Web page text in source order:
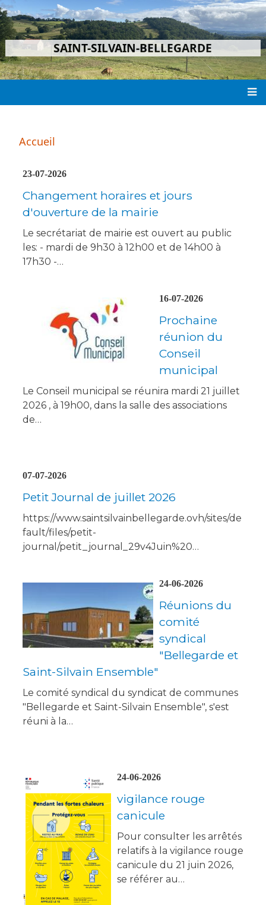
Aller
au
contenu
principal
SAINT-SILVAIN-BELLEGARDE
Accueil
23-07-2026
Changement horaires et jours
d'ouverture de la mairie
Le secrétariat de mairie est ouvert au public
les: - mardi de 9h30 à 12h00 et de 14h00 à
17h30 -…
16-07-2026
Prochaine
réunion du
Conseil
municipal
Le Conseil municipal se réunira mardi 21 juillet
2026 , à 19h00, dans la salle des associations
de…
07-07-2026
Petit Journal de juillet 2026
https://www.saintsilvainbellegarde.ovh/sites/de
fault/files/petit-
journal/petit_journal_29v4Juin%20…
24-06-2026
Réunions du
comité
syndical
"Bellegarde et
Saint-Silvain Ensemble"
Le comité syndical du syndicat de communes
"Bellegarde et Saint-Silvain Ensemble", s'est
réuni à la…
24-06-2026
vigilance rouge
canicule
Pour consulter les arrêtés
relatifs à la vigilance rouge
canicule du 21 juin 2026,
se référer au…